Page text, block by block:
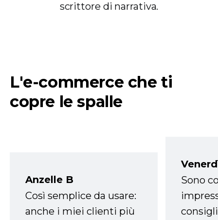
scrittore di narrativa.
L'e-commerce che ti
copre le spalle
Anzelle B
Così semplice da usare:
anche i miei clienti più
Sono